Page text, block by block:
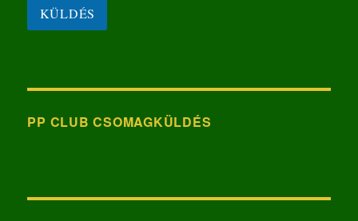
PP CLUB CSOMAGKÜLDÉS